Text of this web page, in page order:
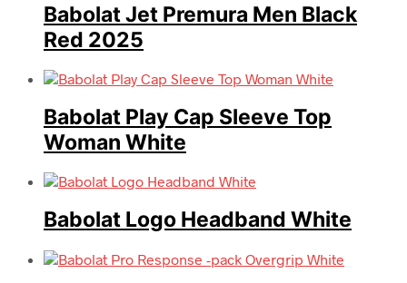
Babolat Jet Premura Men Black
Red 2025
Babolat Play Cap Sleeve Top
Woman White
Babolat Logo Headband White